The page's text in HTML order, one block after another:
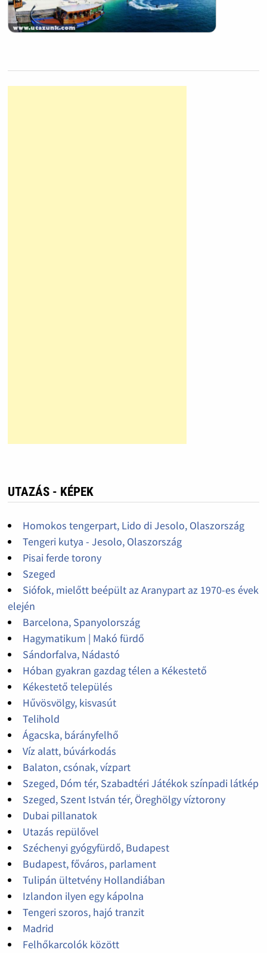
UTAZÁS - KÉPEK
Homokos tengerpart, Lido di Jesolo, Olaszország
Tengeri kutya - Jesolo, Olaszország
Pisai ferde torony
Szeged
Siófok, mielőtt beépült az Aranypart az 1970-es évek
elején
Barcelona, Spanyolország
Hagymatikum | Makó fürdő
Sándorfalva, Nádastó
Hóban gyakran gazdag télen a Kékestető
Kékestető település
Hűvösvölgy, kisvasút
Telihold
Ágacska, bárányfelhő
Víz alatt, búvárkodás
Balaton, csónak, vízpart
Szeged, Dóm tér, Szabadtéri Játékok színpadi látkép
Szeged, Szent István tér, Öreghölgy víztorony
Dubai pillanatok
Utazás repülővel
Széchenyi gyógyfürdő, Budapest
Budapest, főváros, parlament
Tulipán ültetvény Hollandiában
Izlandon ilyen egy kápolna
Tengeri szoros, hajó tranzit
Madrid
Felhőkarcolók között